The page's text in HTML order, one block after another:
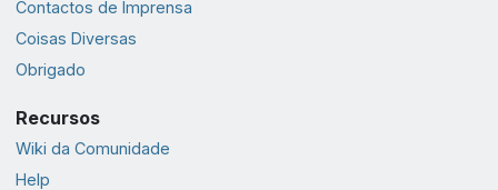
Contactos de Imprensa
Coisas Diversas
Obrigado
Recursos
Wiki da Comunidade
Help